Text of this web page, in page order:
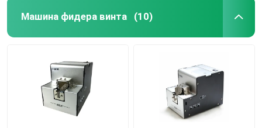
Машина фидера винта (10)